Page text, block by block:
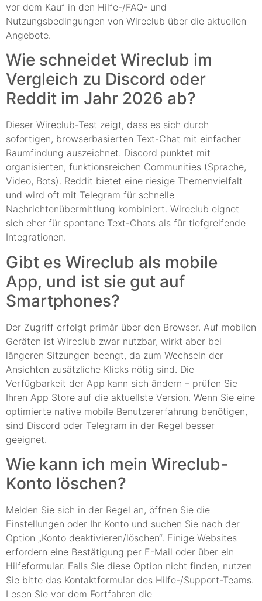
vor dem Kauf in den Hilfe-/FAQ- und
Nutzungsbedingungen von Wireclub über die aktuellen
Angebote.
Wie schneidet Wireclub im
Vergleich zu Discord oder
Reddit im Jahr 2026 ab?
Dieser Wireclub-Test zeigt, dass es sich durch
sofortigen, browserbasierten Text-Chat mit einfacher
Raumfindung auszeichnet. Discord punktet mit
organisierten, funktionsreichen Communities (Sprache,
Video, Bots). Reddit bietet eine riesige Themenvielfalt
und wird oft mit Telegram für schnelle
Nachrichtenübermittlung kombiniert. Wireclub eignet
sich eher für spontane Text-Chats als für tiefgreifende
Integrationen.
Gibt es Wireclub als mobile
App, und ist sie gut auf
Smartphones?
Der Zugriff erfolgt primär über den Browser. Auf mobilen
Geräten ist Wireclub zwar nutzbar, wirkt aber bei
längeren Sitzungen beengt, da zum Wechseln der
Ansichten zusätzliche Klicks nötig sind. Die
Verfügbarkeit der App kann sich ändern – prüfen Sie
Ihren App Store auf die aktuellste Version. Wenn Sie eine
optimierte native mobile Benutzererfahrung benötigen,
sind Discord oder Telegram in der Regel besser
geeignet.
Wie kann ich mein Wireclub-
Konto löschen?
Melden Sie sich in der Regel an, öffnen Sie die
Einstellungen oder Ihr Konto und suchen Sie nach der
Option „Konto deaktivieren/löschen“. Einige Websites
erfordern eine Bestätigung per E-Mail oder über ein
Hilfeformular. Falls Sie diese Option nicht finden, nutzen
Sie bitte das Kontaktformular des Hilfe-/Support-Teams.
Lesen Sie vor dem Fortfahren die